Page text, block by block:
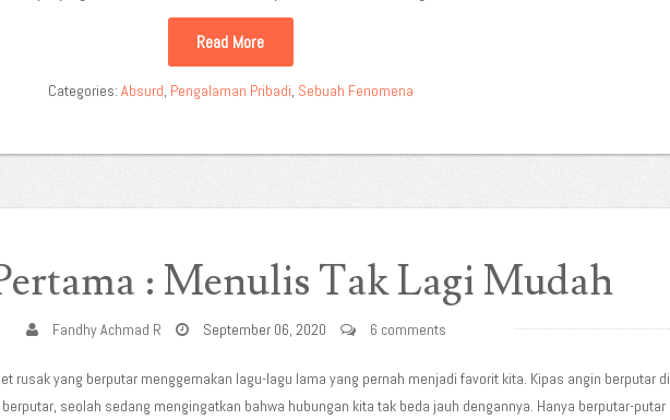
Read More
Categories: Absurd, Pengalaman Pribadi, Sebuah Fenomena
: Menulis Tak Lagi Mudah
Fandhy Achmad R September 06, 2020 6 comments
rusak yang berputar menggemakan lagu-lagu lama yang pernah menjadi favorit kita. Kipas angin berputar di
seolah sedang mengingatkan bahwa hubungan kita tak beda jauh dengannya. Hanya berputar-putar